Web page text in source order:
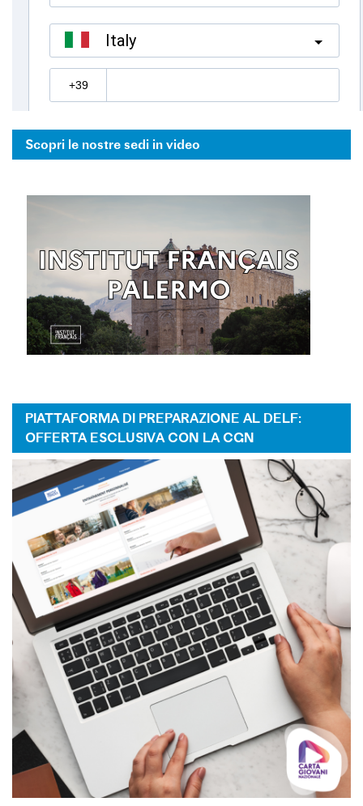
Scopri le nostre sedi in video
PIATTAFORMA DI PREPARAZIONE AL DELF:
OFFERTA ESCLUSIVA CON LA CGN